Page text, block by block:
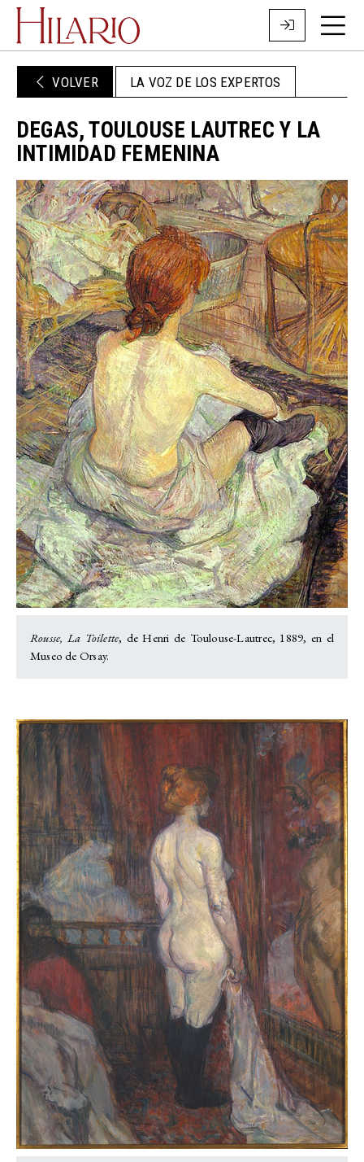
VOLVER LA VOZ DE LOS EXPERTOS
DEGAS, TOULOUSE LAUTREC Y LA
INTIMIDAD FEMENINA
Rousse, La Toilette, de Henri de Toulouse-Lautrec, 1889, en el
Museo de Orsay.